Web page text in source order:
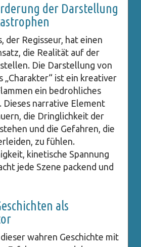
der Darstellung
der Regisseur, hat einen
die Realität auf der
Die Darstellung von
„Charakter“ ist ein kreativer
ein bedrohliches
Dieses narrative Element
die Dringlichkeit der
und die Gefahren, die
zu fühlen.
kinetische Spannung
jede Szene packend und
als
wahren Geschichte mit